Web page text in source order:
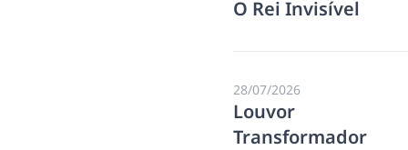
O Rei Invisível
28/07/2026
Louvor
Transformador